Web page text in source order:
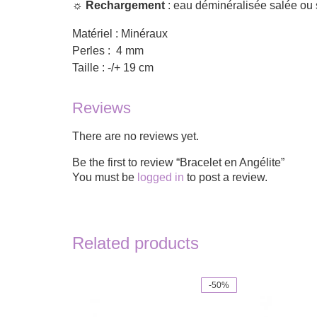
☼ Rechargement : eau déminéralisée salée ou
Matériel : Minéraux
Perles : 4 mm
Taille : -/+ 19 cm
Reviews
There are no reviews yet.
Be the first to review “Bracelet en Angélite”
You must be logged in to post a review.
Related products
-50%